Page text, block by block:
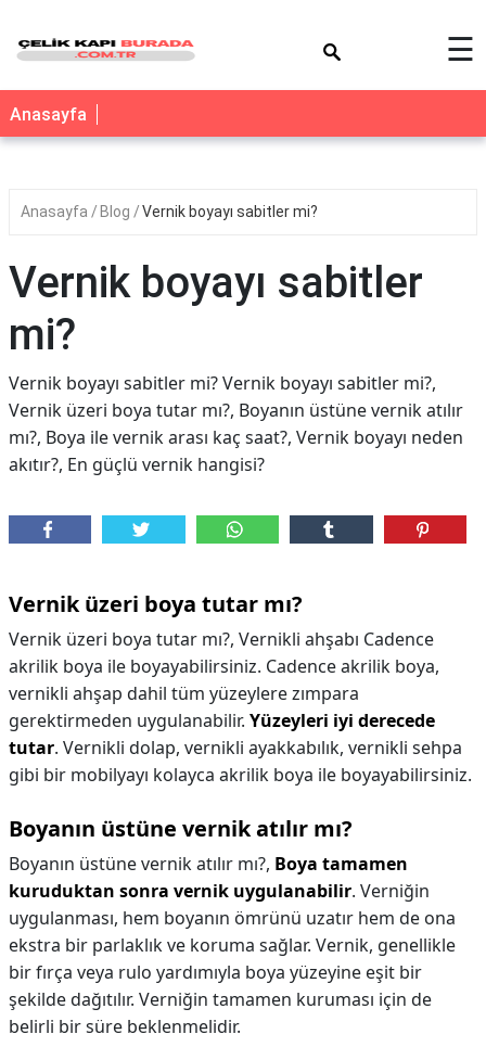
☰
Anasayfa
Anasayfa Blog Vernik boyayı sabitler mi?
Vernik boyayı sabitler
mi?
Vernik boyayı sabitler mi? Vernik boyayı sabitler mi?,
Vernik üzeri boya tutar mı?, Boyanın üstüne vernik atılır
mı?, Boya ile vernik arası kaç saat?, Vernik boyayı neden
akıtır?, En güçlü vernik hangisi?
Vernik üzeri boya tutar mı?
Vernik üzeri boya tutar mı?, Vernikli ahşabı Cadence
akrilik boya ile boyayabilirsiniz. Cadence akrilik boya,
vernikli ahşap dahil tüm yüzeylere zımpara
gerektirmeden uygulanabilir. Yüzeyleri iyi derecede
tutar. Vernikli dolap, vernikli ayakkabılık, vernikli sehpa
gibi bir mobilyayı kolayca akrilik boya ile boyayabilirsiniz.
Boyanın üstüne vernik atılır mı?
Boyanın üstüne vernik atılır mı?, Boya tamamen
kuruduktan sonra vernik uygulanabilir. Verniğin
uygulanması, hem boyanın ömrünü uzatır hem de ona
ekstra bir parlaklık ve koruma sağlar. Vernik, genellikle
bir fırça veya rulo yardımıyla boya yüzeyine eşit bir
şekilde dağıtılır. Verniğin tamamen kuruması için de
belirli bir süre beklenmelidir.